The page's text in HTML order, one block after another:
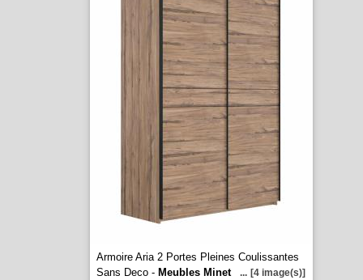
Armoire Aria 2 Portes Pleines Coulissantes
Sans Deco - Meubles Minet ... [4 image(s)]